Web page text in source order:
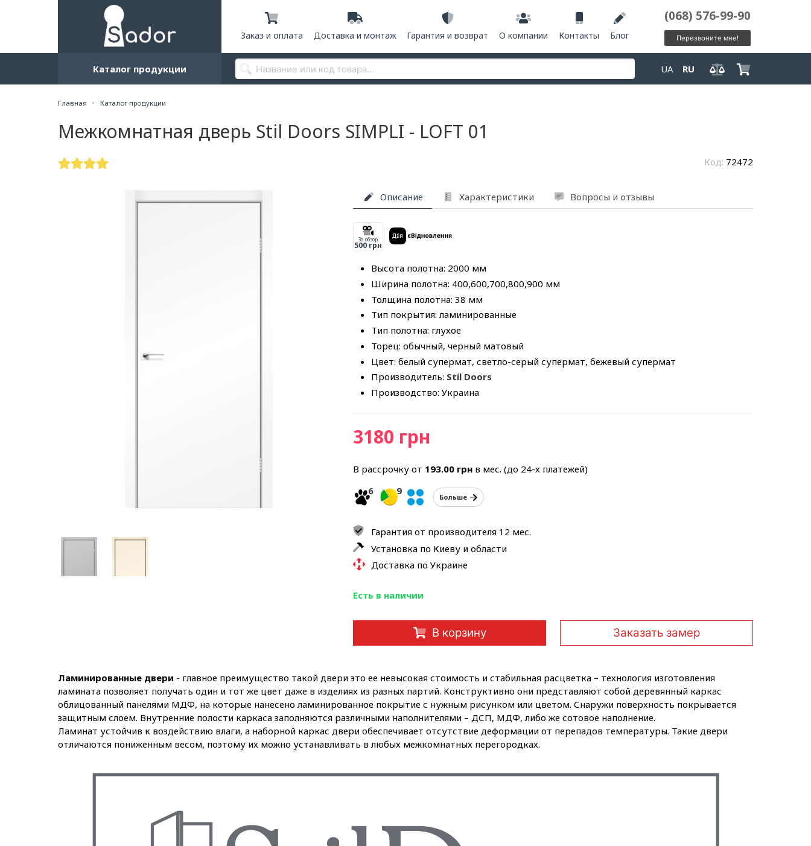
Заказ и оплата Доставка и монтаж Гарантия и возврат О компании Контакты Блог
(068) 576-99-90
Перезвоните мне!
Каталог продукции UA RU
Главная Каталог продукции
Межкомнатная дверь Stil Doors SIMPLI - LOFT 01
Код: 72472
Описание Характеристики Вопросы и отзывы
За обзор
500 грн
Высота полотна: 2000 мм
Ширина полотна: 400,600,700,800,900 мм
Толщина полотна: 38 мм
Тип покрытия: ламинированные
Тип полотна: глухое
Торец: обычный, черный матовый
Цвет: белый супермат, светло-серый супермат, бежевый супермат
Производитель: Stil Doors
Производство: Украина
3180 грн
В рассрочку от 193.00 грн в мес. (до 24-х платежей)
6
9
Больше
Гарантия от производителя 12 мес.
Установка по Киеву и области
Доставка по Украине
Есть в наличии
В корзину Заказать замер
Ламинированные двери - главное преимущество такой двери это ее невысокая стоимость и стабильная расцветка – технология изготовления
ламината позволяет получать один и тот же цвет даже в изделиях из разных партий. Конструктивно они представляют собой деревянный каркас
облицованный панелями МДФ, на которые нанесено ламинированное покрытие с нужным рисунком или цветом. Снаружи поверхность покрывается
защитным слоем. Внутренние полости каркаса заполняются различными наполнителями – ДСП, МДФ, либо же сотовое наполнение.
Ламинат устойчив к воздействию влаги, а наборной каркас двери обеспечивает отсутствие деформации от перепадов температуры. Такие двери
отличаются пониженным весом, поэтому их можно устанавливать в любых межкомнатных перегородках.